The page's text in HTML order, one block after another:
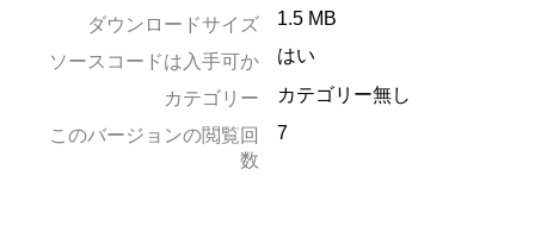
ダウンロードサイズ 1.5 MB
ソースコードは入手可か はい
カテゴリー
カテゴリー無し
このバージョンの閲覧回
数
7